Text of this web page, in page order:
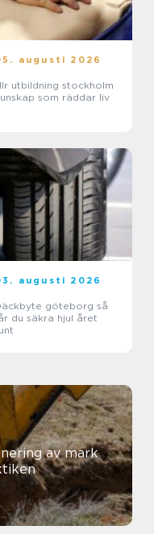
augusti 2026
utbildning stockholm
som räddar liv
augusti 2026
göteborg så
du säkra hjul året
av mark